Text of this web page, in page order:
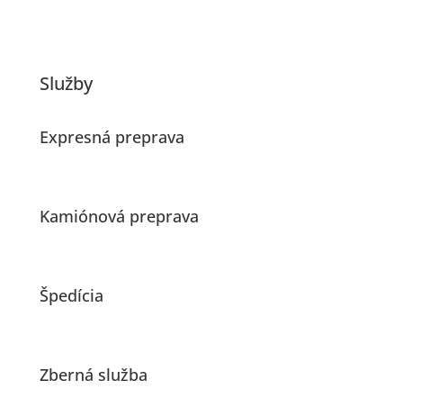
Služby
Expresná preprava
Kamiónová preprava
Špedícia
Zberná služba